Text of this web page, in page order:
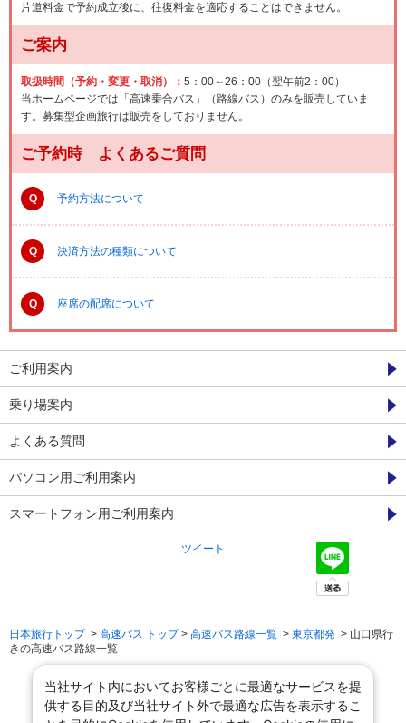
片道料金で予約成立後に、往復料金を適応することはできません。
ご案内
取扱時間（予約・変更・取消）： 5：00～26：00（翌午前2：00）
当ホームページでは「高速乗合バス」（路線バス）のみを販売していま
す。募集型企画旅行は販売をしておりません。
ご予約時 よくあるご質問
Q 予約方法について
Q 決済方法の種類について
Q 座席の配席について
ご利用案内
乗り場案内
よくある質問
パソコン用ご利用案内
スマートフォン用ご利用案内
ツイート
日本旅行トップ> 高速バス トップ> 高速バス路線一覧 > 東京都発 > 山口県行
きの高速バス路線一覧
当社サイト内においてお客様ごとに最適なサービスを提
供する目的及び当社サイト外で最適な広告を表示するこ